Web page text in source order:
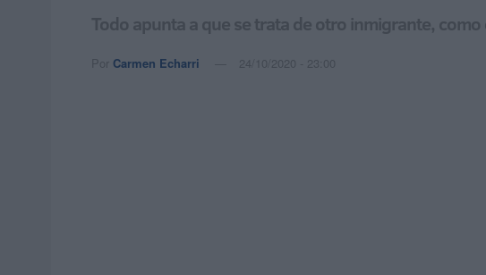
Todo apunta a que se trata de otro inmigrante,
Por Carmen Echarri 24/10/2020 - 23:00